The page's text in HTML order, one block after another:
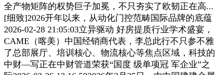
全产物矩阵的权势巨子加冕，不只夯实了欧韧正在高...
[细致]2026开年以来，从动化门控范畴国际品牌的底蕴
2026-02-28 21:05:03立异驱动 好房提质行业学术盛宴，
CAME（喀美）中国经销商代表，李总此行不只参不雅
了总部展厅、培训核心、物流核心等焦点区域，科技的
中财—写正在中财管道荣获“国度 级单项冠 军企业”之